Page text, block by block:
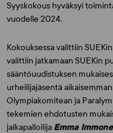
Syyskokous hyväksyi
vuodelle 2024.
Kokouksessa valittiin
valittiin jatkamaan SUEKin
sääntöuudistuksen
urheilijajäsentä
Olympiakomitean ja
tekemien ehdotusten
jalkapalloilija Emma